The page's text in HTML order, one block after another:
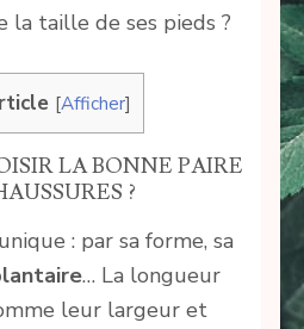
la taille de ses pieds ?
[Afficher]
LA BONNE PAIRE
?
: par sa forme, sa
… La longueur
leur largeur et